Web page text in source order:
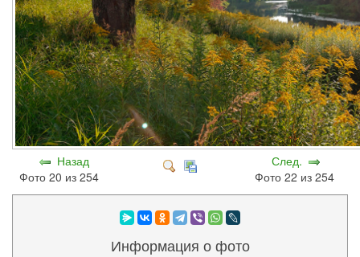
Назад
Фото 20 из 254
След.
Фото 22 из 254
Информация о фото